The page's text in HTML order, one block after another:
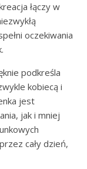
łączy w
oczekiwania
podkreśla
kobiecą i
jest
jak i mniej
cały dzień,